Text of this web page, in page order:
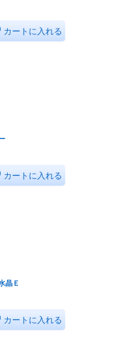
カートに入れる
カートに入れる
晶Ｅ
カートに入れる